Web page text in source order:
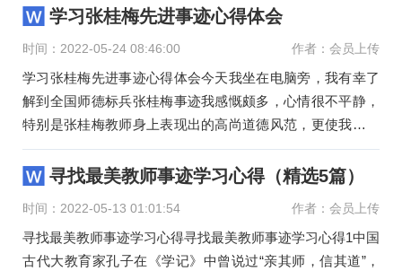
学习张桂梅先进事迹心得体会
时间：2022-05-24 08:46:00 作者：会员上传
学习张桂梅先进事迹心得体会今天我坐在电脑旁，我有幸了
解到全国师德标兵张桂梅事迹我感慨颇多，心情很不平静，
特别是张桂梅教师身上表现出的高尚道德风范，更使我感动
不已。云南大
寻找最美教师事迹学习心得（精选5篇）
时间：2022-05-13 01:01:54 作者：会员上传
寻找最美教师事迹学习心得寻找最美教师事迹学习心得1中国
古代大教育家孔子在《学记》中曾说过“亲其师，信其道”，